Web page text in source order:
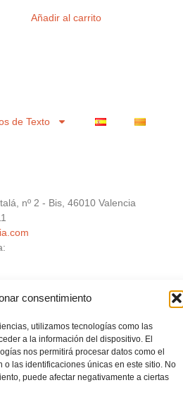
consentimiento
utilizamos tecnologías como las
a la información del dispositivo. El
nos permitirá procesar datos como el
o las identificaciones únicas en este sitio. No
puede afectar negativamente a ciertas
Añadir al carrito
de Texto
nº 2 - Bis, 46010 Valencia
– Presentación: Tomo 10411.
113 – C.I.F. B-98958523
en cumplimiento de la LSSI-CE,